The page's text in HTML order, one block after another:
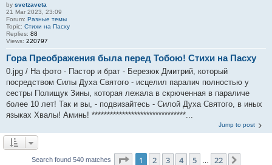
by svetzaveta
21 Mar 2023, 23:09
Forum: Разные темы
Topic: Стихи на Пасху
Replies: 88
Views: 220797
Гора Преображения была перед Тобою! Стихи на Пасху
0.jpg / На фото - Пастор и брат - Березюк Дмитрий, который
посредством Силы Духа Святого - исцелил паралич полностью у
сестры Полищук Зины, которая лежала в скрюченная в параличе
более 10 лет! Так и вы, - подвизайтесь - Силой Духа Святого, в иных
языках Хвалы! Аминь! *******************************...
Jump to post
Search found 540 matches Page 1of 22
1 2 3 4 5 22